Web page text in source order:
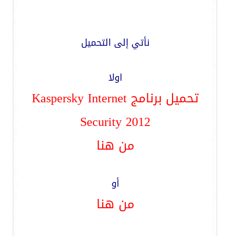
نأتي إلى التحميل
اولا
تحميل برنامج Kaspersky Internet
Security 2012
من هنا
أو
من هنا